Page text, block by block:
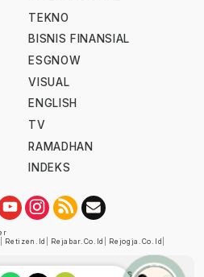
TEKNO
BISNIS FINANSIAL
ESGNOW
VISUAL
ENGLISH
TV
RAMADHAN
INDEKS
Retizen.id Rejabar.co.id Rejogja.co.id
oleh Dewan Pers